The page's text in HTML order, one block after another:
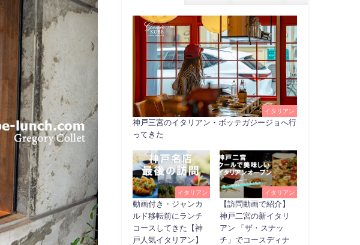
イタリアン
神戸三宮のイタリアン・ボッテガジージョへ行
ってきた
イタリアン
動画付き・ジャンカ
ルド移転前にランチ
コースしてきた【神
戸人気イタリアン】
イタリアン
【訪問動画で紹介】
神戸二宮の新イタリ
アン 「ザ・スナッ
チ」でコースディナ